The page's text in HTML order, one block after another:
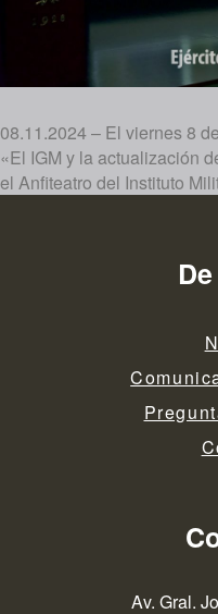
08.11.2024 – El viernes 8
«El IGM y la actualización
el Anfiteatro del Instituto
Av. Gral.